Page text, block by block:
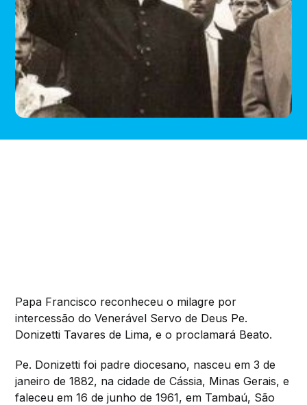
Papa Francisco reconheceu o milagre por
intercessão do Venerável Servo de Deus Pe.
Donizetti Tavares de Lima, e o proclamará Beato.
Pe. Donizetti foi padre diocesano, nasceu em 3 de
janeiro de 1882, na cidade de Cássia, Minas Gerais, e
faleceu em 16 de junho de 1961, em Tambaú, São